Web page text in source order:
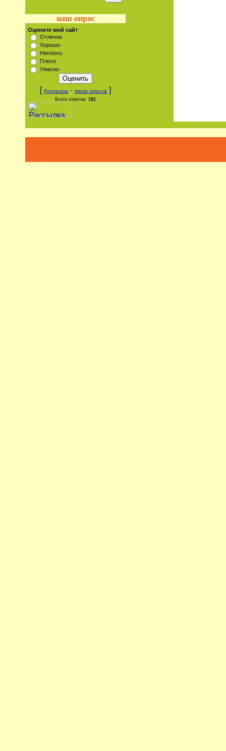
наш опрос
Оцените мой сайт
Отлично
Хорошо
Неплохо
Плохо
Ужасно
[ Результаты · Архив опросов ]
Всего ответов: 181